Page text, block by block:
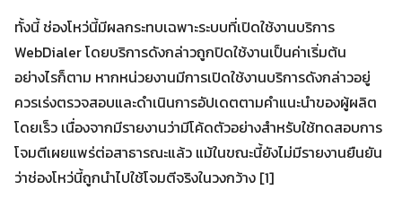
ทั้งนี้ ช่องโหว่นี้มีผลกระทบเฉพาะระบบที่เปิดใช้งานบริการ
WebDialer โดยบริการดังกล่าวถูกปิดใช้งานเป็นค่าเริ่มต้น
อย่างไรก็ตาม หากหน่วยงานมีการเปิดใช้งานบริการดังกล่าวอยู่
ควรเร่งตรวจสอบและดำเนินการอัปเดตตามคำแนะนำของผู้ผลิต
โดยเร็ว เนื่องจากมีรายงานว่ามีโค้ดตัวอย่างสำหรับใช้ทดสอบการ
โจมตีเผยแพร่ต่อสาธารณะแล้ว แม้ในขณะนี้ยังไม่มีรายงานยืนยัน
ว่าช่องโหว่นี้ถูกนำไปใช้โจมตีจริงในวงกว้าง [1]